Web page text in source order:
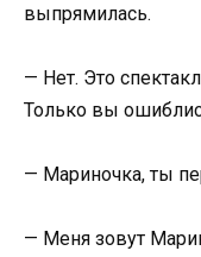
выпрямилась.
— Нет. Это
Только вы
— Мариночка, ты
— Меня зовут